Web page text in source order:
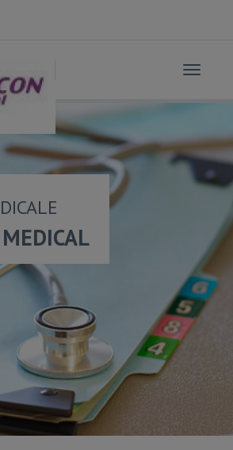
Toggle